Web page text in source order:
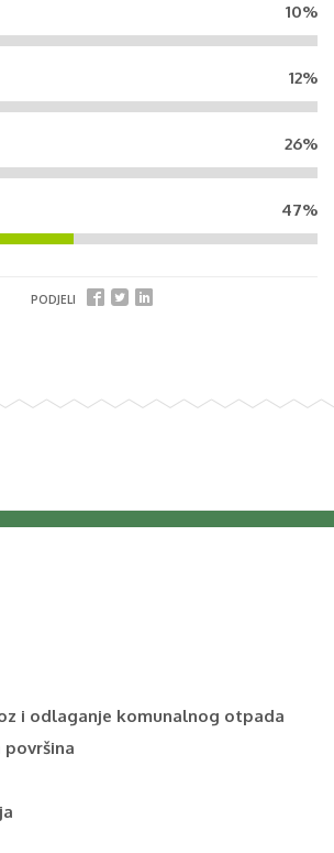
10%
12%
26%
47%
PODJELI
i odlaganje komunalnog otpada
površina